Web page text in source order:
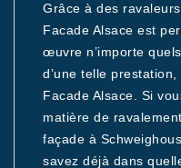
Grâce à des
Facade Alsace est
œuvre n’importe
d’une telle
Facade Alsace. Si
matière de
façade à
savez déjà dans